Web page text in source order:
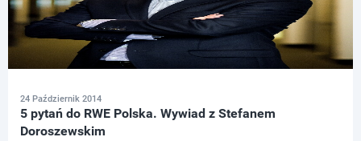
24 Październik 2014
5 pytań do RWE Polska. Wywiad z Stefanem
Doroszewskim